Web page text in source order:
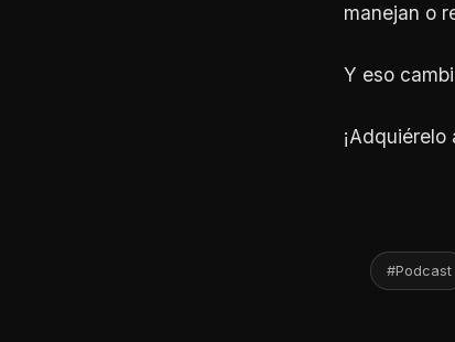
manejan o
Y eso
¡Adquiérelo
#Podcast